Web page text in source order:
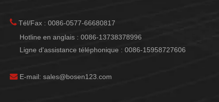
 Tél/Fax : 0086-0577-66680817
Hotline en anglais : 0086-13738378996
Ligne d'assistance téléphonique : 0086-15958727606
 E-mail: sales@bosen123.com